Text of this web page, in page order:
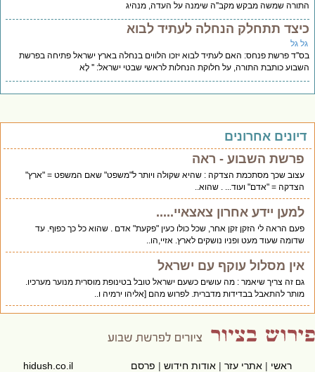
שמשה מבקש מקב''ה שימנה על העדה, מנהיג
תתחלק הנחלה לעתיד לבוא
גל
פרשת פנחס: האם לעתיד לבוא יזכו הלווים בנחלה בארץ ישראל פתיחה בפרשת
כותבת התורה, על חלוקת הנחלות לראשי שבטי ישראל: '' לָא
אחרונים
פרשת השבוע - ראה
עצוב שכך מסתכמת הצדקה : שהיא שקולה ויותר ל"משפט" שאם המשפט = "ארץ"
הצדקה = "אדם" ועוד... . שהוא..
למען יידע אחרון צאצאיי.....
פעם הראה לי הזקן זקן אחר, שכל כולו כעין "פקעת" אדם . שהוא כל כך כפוף. עד
שדומה שעוד מעט ופניו נושקים לארץ. אזיי,הו..
אין מסלול עוקף עם ישראל
גם זה צריך שיאמר : מה עושים כשעם ישראל טובל בטינופת מוסרית מנוער מערכיו.
מותר להתאבל בבדידות מדברית. לפרוש מהם [אליהו ירמיה ו..
ראשי|אתרי עזר|אודות חידוש|פרסם hidush.co.il